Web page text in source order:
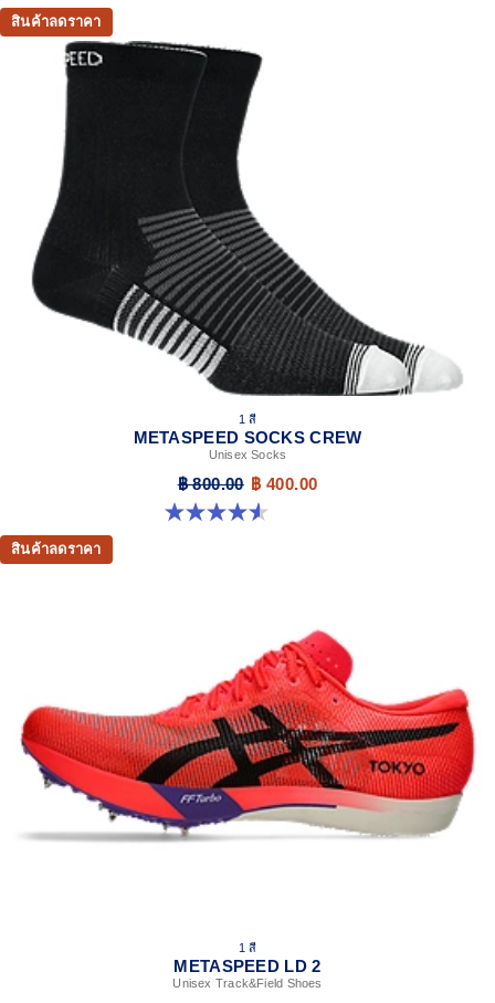
สินค้าลดราคา
1 สี
METASPEED SOCKS CREW
Unisex Socks
฿ 800.00 ฿ 400.00
4.5 จาก 5 ดาว 52 รีวิว
สินค้าลดราคา
1 สี
METASPEED LD 2
Unisex Track&Field Shoes